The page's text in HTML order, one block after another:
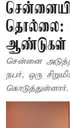
தொல்லை:
ஆண்டுகள்
சென்னை அடுத்த
நபர், ஒரு
கொடுத்துள்ளார்.